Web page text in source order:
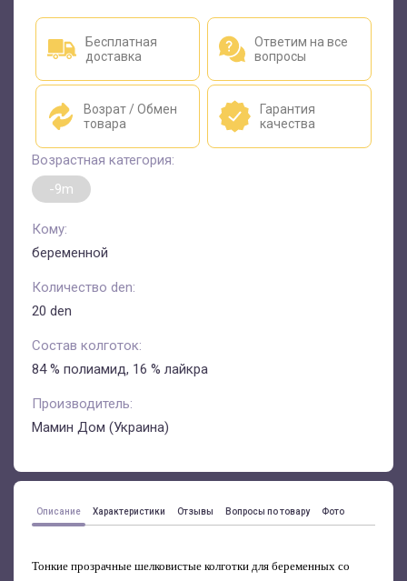
Бесплатная
доставка
Ответим на все
вопросы
Возрат / Обмен
товара
Гарантия
качества
Возрастная категория:
-9m
Кому:
беременной
Количество den:
20 den
Состав колготок:
84 % полиамид, 16 % лайкра
Производитель:
Мамин Дом (Украина)
Описание Характеристики Отзывы Вопросы по товару Фото
Тонкие прозрачные шелковистые колготки для беременных со